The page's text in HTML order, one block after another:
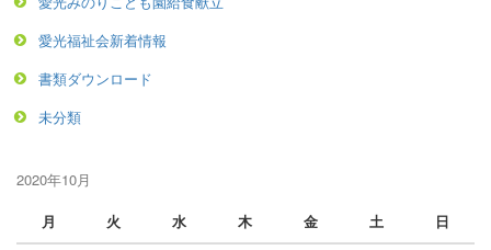
愛光福祉会新着情報
書類ダウンロード
未分類
2020年10月
月
火 水 木 金 土 日